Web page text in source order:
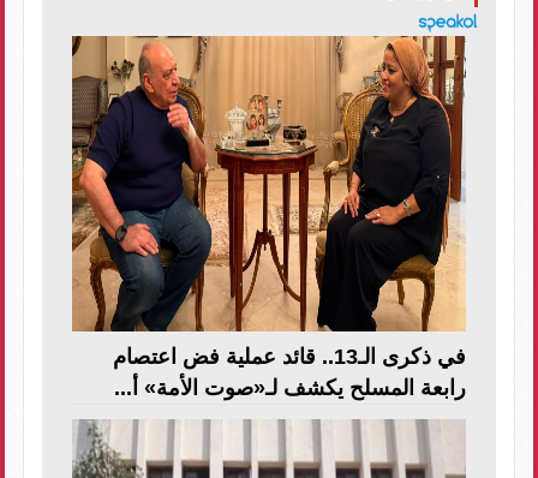
في ذكرى الـ13.. قائد عملية فض اعتصام
رابعة المسلح يكشف لـ«صوت الأمة» أ...